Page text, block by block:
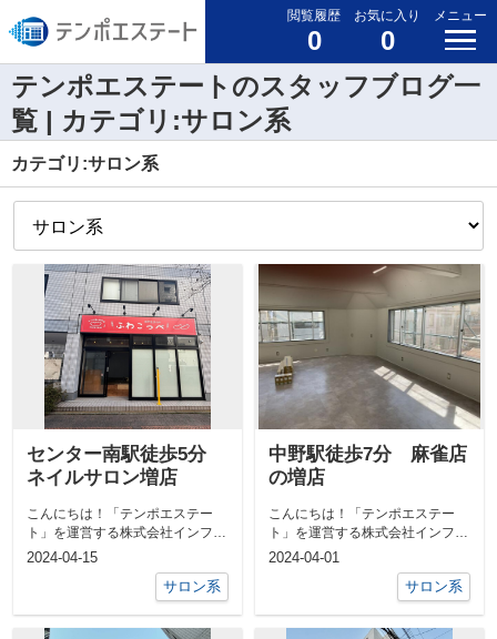
閲覧履歴
0
お気に入り
0
メニュー
テンポエステートのスタッフブログ一
覧 | カテゴリ:サロン系
カテゴリ:サロン系
センター南駅徒歩5分
ネイルサロン増店
こんにちは！「テンポエステー
ト」を運営する株式会社インフィ
ニティライフの海本です。テンポ
2024-04-15
サロン系
中野駅徒歩7分 麻雀店
の増店
こんにちは！「テンポエステー
ト」を運営する株式会社インフィ
ニティライフの社本です。テンポ
2024-04-01
サロン系